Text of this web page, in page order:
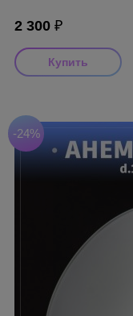
2 300 ₽
-24%